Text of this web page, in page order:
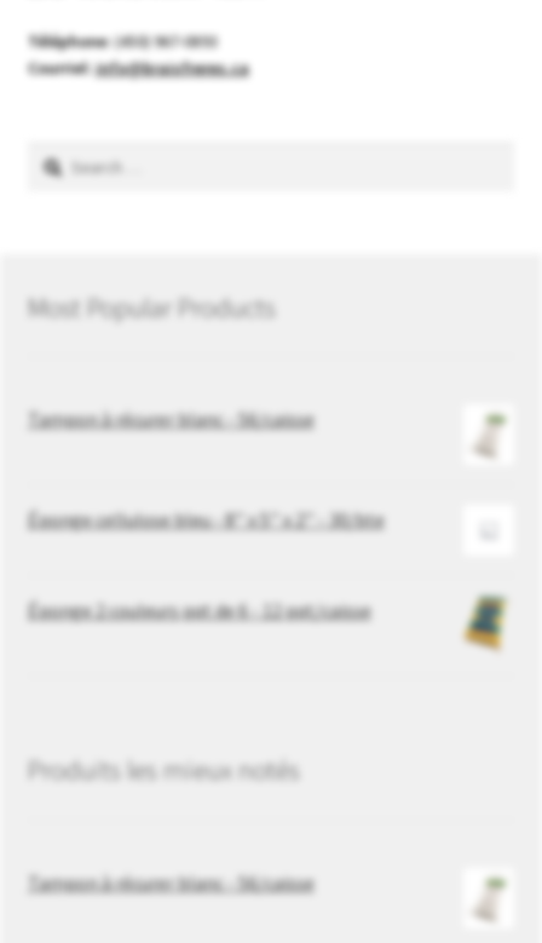
Téléphone:(450) 967-0893
Courriel:info@braisfreres.ca
Search
for:
Most Popular Products
Tampon à récurer blanc - 56/caisse
Éponge cellulose bleu - 8’’ x 5’’ x 2’’ - 30/bte
Éponge 2 couleurs pqt de 6 - 12 pqt/caisse
Produits les mieux notés
Tampon à récurer blanc - 56/caisse